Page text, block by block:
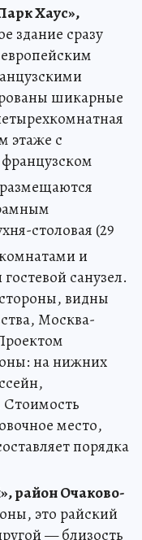
Хаус»,
здание сразу
шикарные
этаже с
размещаются
столовая (29
и
санузел.
видны
Москва-
на нижних
Стоимость
место,
порядка
район Очаково-
это райский
— близость